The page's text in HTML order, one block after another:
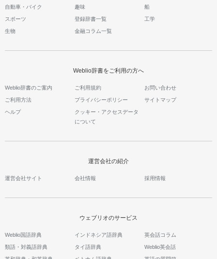
自動車・バイク 趣味 船
スポーツ 登録辞書一覧 工学
生物 金融コラム一覧
Weblio辞書をご利用の方へ
Weblio辞書のご案内 ご利用規約 お問い合わせ
ご利用方法 プライバシーポリシー サイトマップ
ヘルプ
クッキー・アクセスデータ
について
運営会社の紹介
運営会社サイト 会社情報 採用情報
ウェブリオのサービス
Weblio国語辞典
類語・対義語辞典
インドネシア語辞典
タイ語辞典
英会話コラム
Weblio英会話